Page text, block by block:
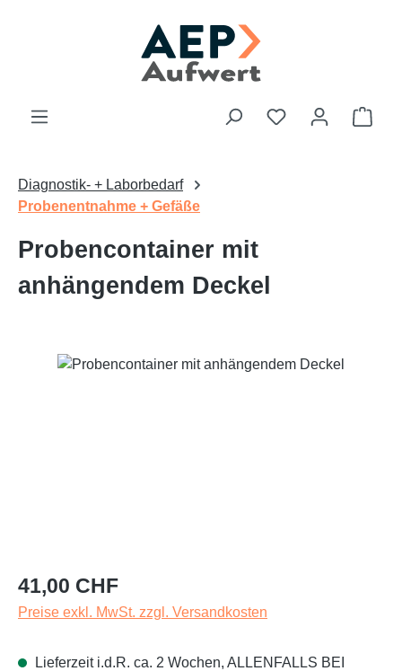
Du hast 0
Diagnostik- + Laborbedarf
Probenentnahme + Gefäße
Probencontainer mit
anhängendem Deckel
Bildergalerie überspringen
Regulärer Preis:
41,00 CHF
Preise exkl. MwSt. zzgl. Versandkosten
Lieferzeit i.d.R. ca. 2 Wochen, ALLENFALLS BEI